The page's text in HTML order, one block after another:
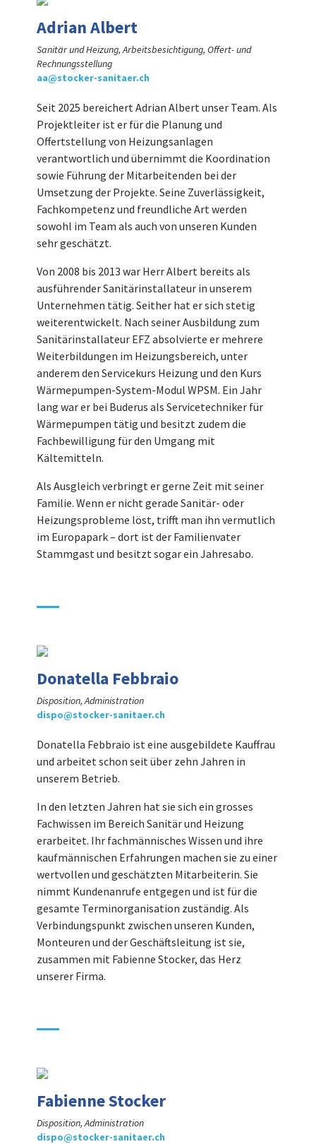
Adrian Albert
Sanitär und Heizung, Arbeitsbesichtigung, Offert- und
Rechnungsstellung
aa@stocker-sanitaer.ch
Seit 2025 bereichert Adrian Albert unser Team. Als
Projektleiter ist er für die Planung und
Offertstellung von Heizungsanlagen
verantwortlich und übernimmt die Koordination
sowie Führung der Mitarbeitenden bei der
Umsetzung der Projekte. Seine Zuverlässigkeit,
Fachkompetenz und freundliche Art werden
sowohl im Team als auch von unseren Kunden
sehr geschätzt.
Von 2008 bis 2013 war Herr Albert bereits als
ausführender Sanitärinstallateur in unserem
Unternehmen tätig. Seither hat er sich stetig
weiterentwickelt. Nach seiner Ausbildung zum
Sanitärinstallateur EFZ absolvierte er mehrere
Weiterbildungen im Heizungsbereich, unter
anderem den Servicekurs Heizung und den Kurs
Wärmepumpen-System-Modul WPSM. Ein Jahr
lang war er bei Buderus als Servicetechniker für
Wärmepumpen tätig und besitzt zudem die
Fachbewilligung für den Umgang mit
Kältemitteln.
Als Ausgleich verbringt er gerne Zeit mit seiner
Familie. Wenn er nicht gerade Sanitär- oder
Heizungsprobleme löst, trifft man ihn vermutlich
im Europapark – dort ist der Familienvater
Stammgast und besitzt sogar ein Jahresabo.
Donatella Febbraio
Disposition, Administration
dispo@stocker-sanitaer.ch
Donatella Febbraio ist eine ausgebildete Kauffrau
und arbeitet schon seit über zehn Jahren in
unserem Betrieb.
In den letzten Jahren hat sie sich ein grosses
Fachwissen im Bereich Sanitär und Heizung
erarbeitet. Ihr fachmännisches Wissen und ihre
kaufmännischen Erfahrungen machen sie zu einer
wertvollen und geschätzten Mitarbeiterin. Sie
nimmt Kundenanrufe entgegen und ist für die
gesamte Terminorganisation zuständig. Als
Verbindungspunkt zwischen unseren Kunden,
Monteuren und der Geschäftsleitung ist sie,
zusammen mit Fabienne Stocker, das Herz
unserer Firma.
Fabienne Stocker
Disposition, Administration
dispo@stocker-sanitaer.ch